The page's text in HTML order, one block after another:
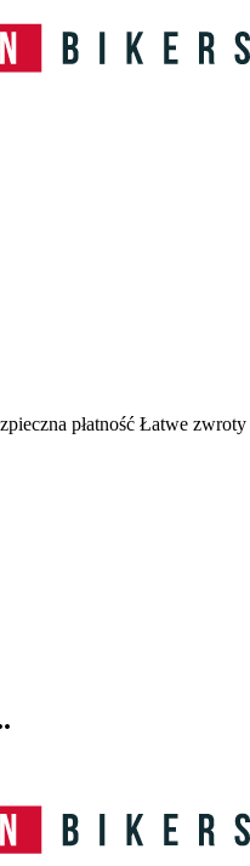
płatność Łatwe zwroty